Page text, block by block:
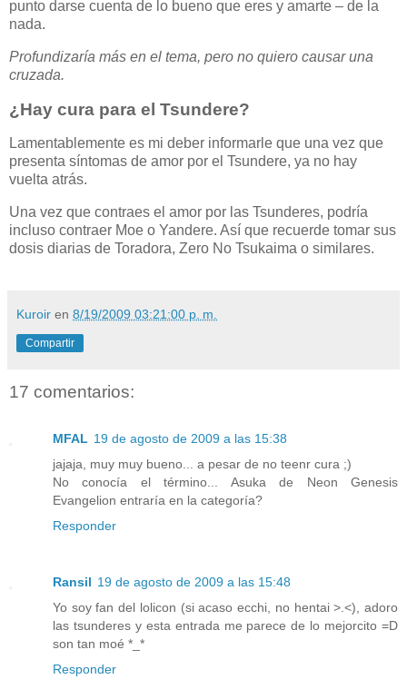
punto darse cuenta de lo bueno que eres y amarte – de la
nada.
Profundizaría más en el tema, pero no quiero causar una
cruzada.
¿Hay cura para el Tsundere?
Lamentablemente es mi deber informarle que una vez que
presenta síntomas de amor por el Tsundere, ya no hay
vuelta atrás.
Una vez que contraes el amor por las Tsunderes, podría
incluso contraer Moe o Yandere. Así que recuerde tomar sus
dosis diarias de Toradora, Zero No Tsukaima o similares.
Kuroir en 8/19/2009 03:21:00 p. m.
Compartir
17 comentarios:
MFAL 19 de agosto de 2009 a las 15:38
jajaja, muy muy bueno... a pesar de no teenr cura ;)
No conocía el término... Asuka de Neon Genesis
Evangelion entraría en la categoría?
Responder
Ransil 19 de agosto de 2009 a las 15:48
Yo soy fan del lolicon (si acaso ecchi, no hentai >.<), adoro
las tsunderes y esta entrada me parece de lo mejorcito =D
son tan moé *_*
Responder